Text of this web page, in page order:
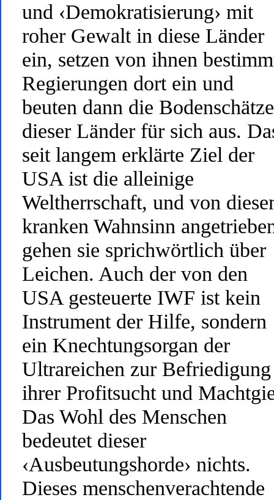
und ‹Demokratisierung› mit
roher Gewalt in diese Länder
ein, setzen von ihnen
Regierungen dort ein und
beuten dann die Bodenschätze
dieser Länder für sich aus.
seit langem erklärte Ziel der
USA ist die alleinige
Weltherrschaft, und von
kranken Wahnsinn
gehen sie sprichwörtlich über
Leichen. Auch der von den
USA gesteuerte IWF ist kein
Instrument der Hilfe, sondern
ein Knechtungsorgan der
Ultrareichen zur Befriedigung
ihrer Profitsucht und
Das Wohl des Menschen
bedeutet dieser
‹Ausbeutungshorde› nichts.
Dieses menschenverachtende